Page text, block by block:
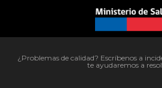
¿Problemas de calidad? Escríbenos a
te ayudaremos a